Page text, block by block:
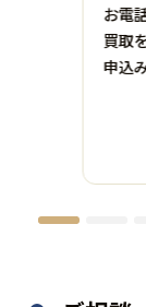
お電
買取
申込